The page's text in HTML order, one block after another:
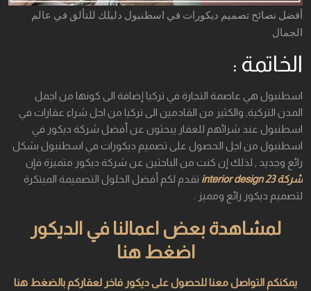
أفضل نصائح تصميم ديكورات في اسطنبول دليلك للتألق في عالم
الجمال
الخاتمة :
اسطنبول هي عاصمة التجارة في تركيا إضافة الى كونها من اجمل
المدن التركية, والكثير من القادمين الى تركيا من اجل شراء عقارات في
اسطنبول عند شرائهم للعقار يبحثون عن أفضل شركة ديكور في
اسطنبول من اجل الحصول على تصميم ديكورات في اسطنبول بشكل
رائع وجديد , لذلك إن كنت من الباحثين عن شركة ديكور متميزة فإن
شركة 23 interior design
تقدم لكم أفضل الحلول التصميمة المبتكرة
لتصميم ديكور رائع ومميز .
لمشاهدة بعض اعمالنا في الديكور
اضغط هنا
يمكنكم التواصل معنا للحصول على ديكور فاخر لعقاركم بالضغط هنا